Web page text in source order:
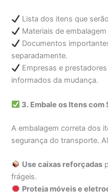
Lista dos itens que
Materiais de
Documentos
separadamente.
Empresas e
informados da mudança.
3. Embale os Itens com
A embalagem correta dos
segurança do transporte.
Use caixas reforçadas
frágeis.
Proteja móveis e